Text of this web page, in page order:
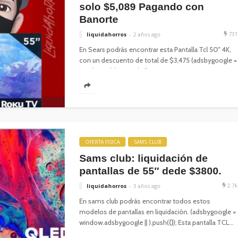
solo $5,089 Pagando con
Banorte
liquidahorros 2 años ago 731
En Sears podrás encontrar esta Pantalla Tcl 50" 4K,
con un descuento de total de $3,475 (adsbygoogle =
window.adsbygoogle ||...
OFERTA FISICA SAMS CLUB
Sams club: liquidación de
pantallas de 55″ dede $3800.
liquidahorros 3 años ago 2.7k
En sams club podrás encontrar todos estos
modelos de pantallas en liquidación. (adsbygoogle =
window.adsbygoogle || ).push({}); Esta pantalla TCL...